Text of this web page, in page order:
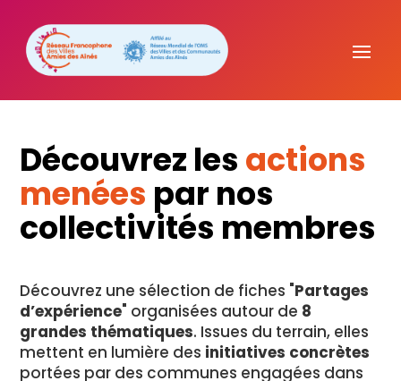
Découvrez les actions
menées par nos
collectivités membres
Découvrez une sélection de fiches "Partages
d’expérience" organisées autour de 8
grandes thématiques. Issues du terrain, elles
mettent en lumière des initiatives concrètes
portées par des communes engagées dans